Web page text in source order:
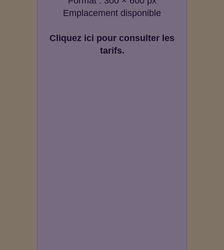
Emplacement disponible
Cliquez ici pour consulter les
tarifs.